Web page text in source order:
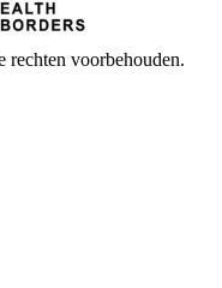
rechten voorbehouden.